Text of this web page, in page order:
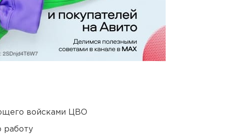
войсками ЦВО
работу